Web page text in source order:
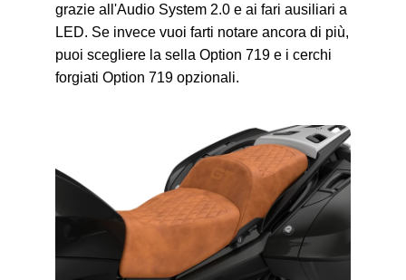
grazie all'Audio System 2.0 e ai fari ausiliari a
LED. Se invece vuoi farti notare ancora di più,
puoi scegliere la sella Option 719 e i cerchi
forgiati Option 719 opzionali.